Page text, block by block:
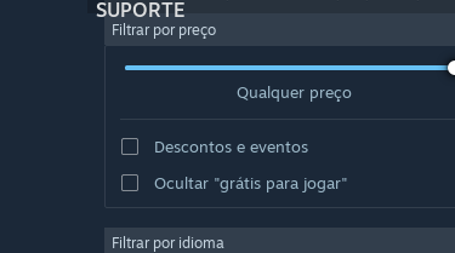
SUPORTE
Filtrar por preço
Qualquer preço
Descontos e eventos
Ocultar "grátis para jogar"
Filtrar por idioma